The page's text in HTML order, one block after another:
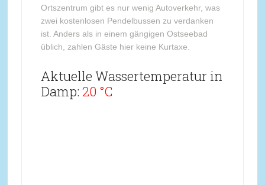
Ortszentrum gibt es nur wenig Autoverkehr, was
zwei kostenlosen Pendelbussen zu verdanken
ist. Anders als in einem gängigen Ostseebad
üblich, zahlen Gäste hier keine Kurtaxe.
Aktuelle Wassertemperatur in
Damp: 20 °C